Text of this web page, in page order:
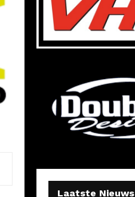
Laatste Nieuws